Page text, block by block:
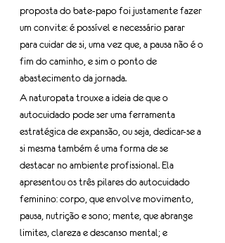
proposta do bate-papo foi justamente fazer
um convite: é possível e necessário parar
para cuidar de si, uma vez que, a pausa não é o
fim do caminho, e sim o ponto de
abastecimento da jornada.
A naturopata trouxe a ideia de que o
autocuidado pode ser uma ferramenta
estratégica de expansão, ou seja, dedicar-se a
si mesma também é uma forma de se
destacar no ambiente profissional. Ela
apresentou os três pilares do autocuidado
feminino: corpo, que envolve movimento,
pausa, nutrição e sono; mente, que abrange
limites, clareza e descanso mental; e